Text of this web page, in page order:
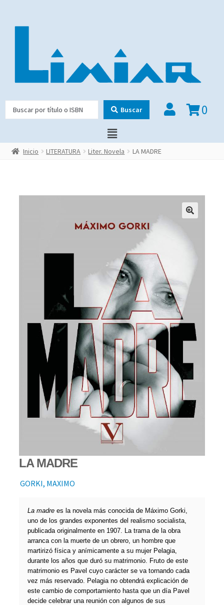
Buscar 0
Inicio LITERATURA Liter. Novela LA MADRE
LA MADRE
GORKI, MAXIMO
La madrees la novela más conocida de Máximo Gorki,
uno de los grandes exponentes del realismo socialista,
publicada originalmente en 1907. La trama de la obra
arranca con la muerte de un obrero, un hombre que
martirizó física y anímicamente a su mujer Pelagia,
durante los años que duró su matrimonio. Fruto de este
matrimonio es Pavel cuyo carácter se va tornando cada
vez más reservado. Pelagia no obtendrá explicación de
este cambio de comportamiento hasta que un día Pavel
decide celebrar una reunión con algunos de sus